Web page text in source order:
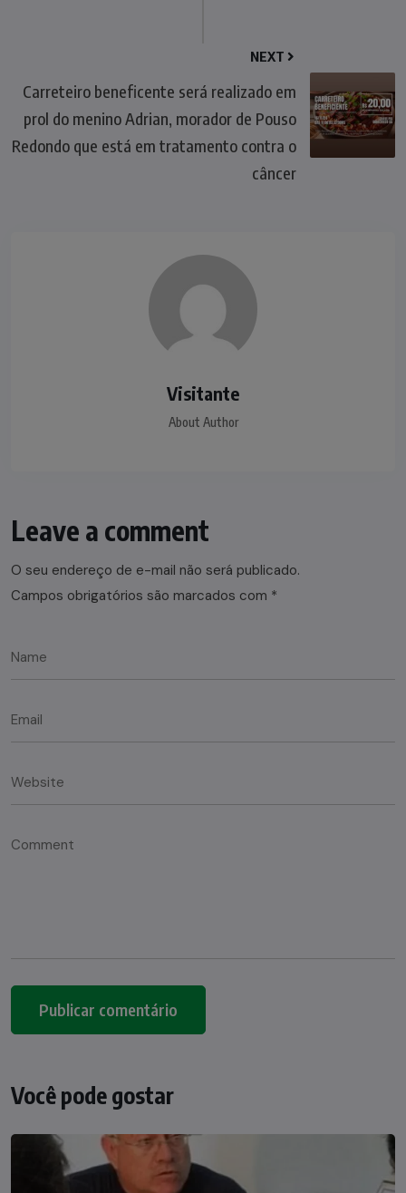
NEXT
Carreteiro beneficente será realizado em
prol do menino Adrian, morador de Pouso
Redondo que está em tratamento contra o
câncer
Visitante
About Author
Leave a comment
O seu endereço de e-mail não será publicado.
Campos obrigatórios são marcados com *
Você pode gostar